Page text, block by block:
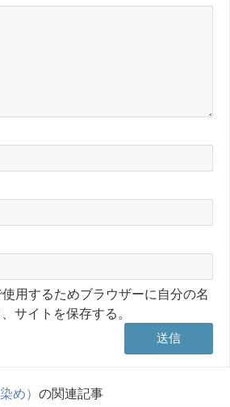
用するためブラウザーに自分の名
サイトを保存する。
め） の関連記事